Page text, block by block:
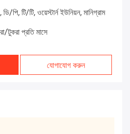
পি, টি/টি, ওয়েস্টার্ন ইউনিয়ন, মানিগ্রাম
টুকরা প্রতি মাসে
যোগাযোগ করুন